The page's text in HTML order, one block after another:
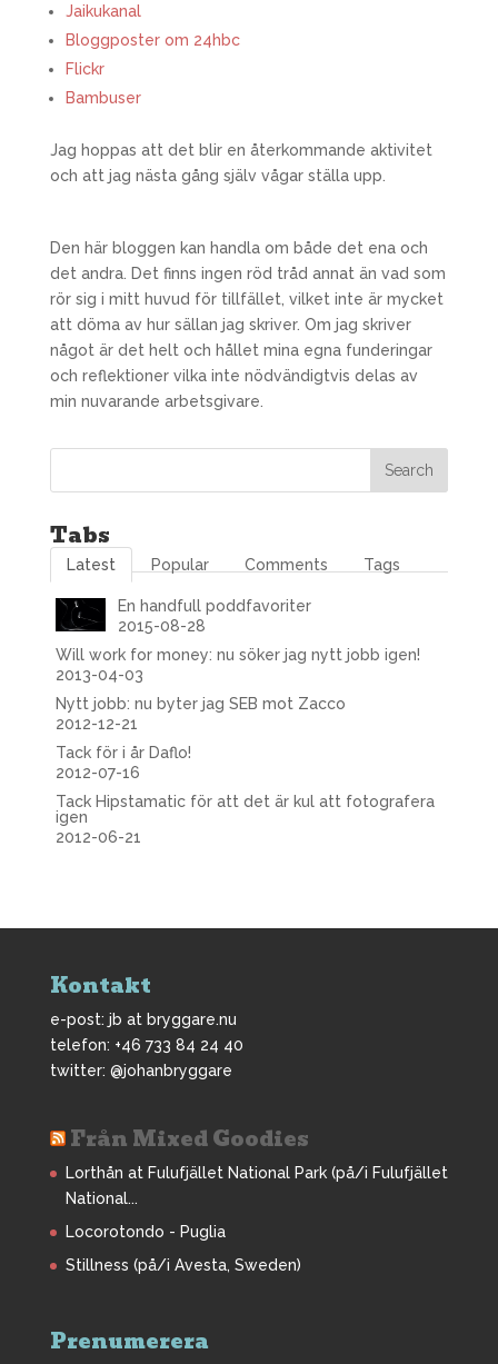
Jaikukanal
Bloggposter om 24hbc
Flickr
Bambuser
Jag hoppas att det blir en återkommande aktivitet
och att jag nästa gång själv vågar ställa upp.
Den här bloggen kan handla om både det ena och
det andra. Det finns ingen röd tråd annat än vad som
rör sig i mitt huvud för tillfället, vilket inte är mycket
att döma av hur sällan jag skriver. Om jag skriver
något är det helt och hållet mina egna funderingar
och reflektioner vilka inte nödvändigtvis delas av
min nuvarande arbetsgivare.
Tabs
Latest Popular Comments Tags
En handfull poddfavoriter
2015-08-28
Will work for money: nu söker jag nytt jobb igen!
2013-04-03
Nytt jobb: nu byter jag SEB mot Zacco
2012-12-21
Tack för i år Daflo!
2012-07-16
Tack Hipstamatic för att det är kul att fotografera
igen
2012-06-21
Kontakt
e-post: jb at bryggare.nu
telefon: +46 733 84 24 40
twitter: @johanbryggare
Från Mixed Goodies
Lorthån at Fulufjället National Park (på/i Fulufjället
National...
Locorotondo - Puglia
Stillness (på/i Avesta, Sweden)
Prenumerera